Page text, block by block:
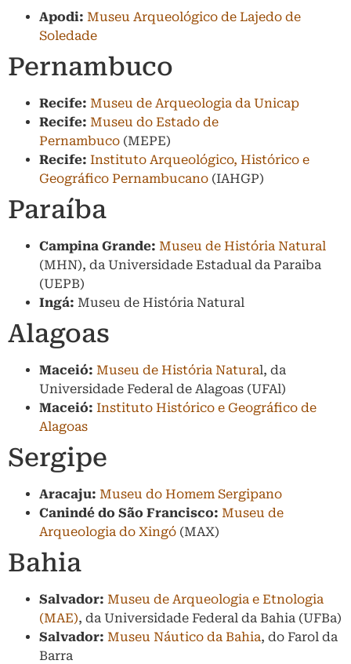
Apodi: Museu Arqueológico de Lajedo de
Soledade
Pernambuco
Recife: Museu de Arqueologia da Unicap
Recife: Museu do Estado de
Pernambuco (MEPE)
Recife: Instituto Arqueológico, Histórico e
Geográfico Pernambucano (IAHGP)
Paraíba
Campina Grande: Museu de História Natural
(MHN), da Universidade Estadual da Paraiba
(UEPB)
Ingá: Museu de História Natural
Alagoas
Maceió: Museu de História Natural, da
Universidade Federal de Alagoas (UFAl)
Maceió: Instituto Histórico e Geográfico de
Alagoas
Sergipe
Aracaju: Museu do Homem Sergipano
Canindé do São Francisco: Museu de
Arqueologia do Xingó (MAX)
Bahia
Salvador: Museu de Arqueologia e Etnologia
(MAE), da Universidade Federal da Bahia (UFBa)
Salvador: Museu Náutico da Bahia, do Farol da
Barra